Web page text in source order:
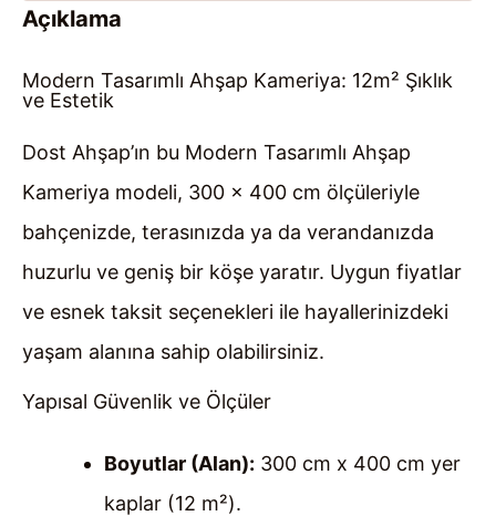
Açıklama
Modern Tasarımlı Ahşap Kameriya: 12m² Şıklık
ve Estetik
Dost Ahşap’ın bu Modern Tasarımlı Ahşap
Kameriya modeli, 300 x 400 cm ölçüleriyle
bahçenizde, terasınızda ya da verandanızda
huzurlu ve geniş bir köşe yaratır. Uygun fiyatlar
ve esnek taksit seçenekleri ile hayallerinizdeki
yaşam alanına sahip olabilirsiniz.
Yapısal Güvenlik ve Ölçüler
Boyutlar (Alan): 300 cm x 400 cm yer
kaplar (12 m²).